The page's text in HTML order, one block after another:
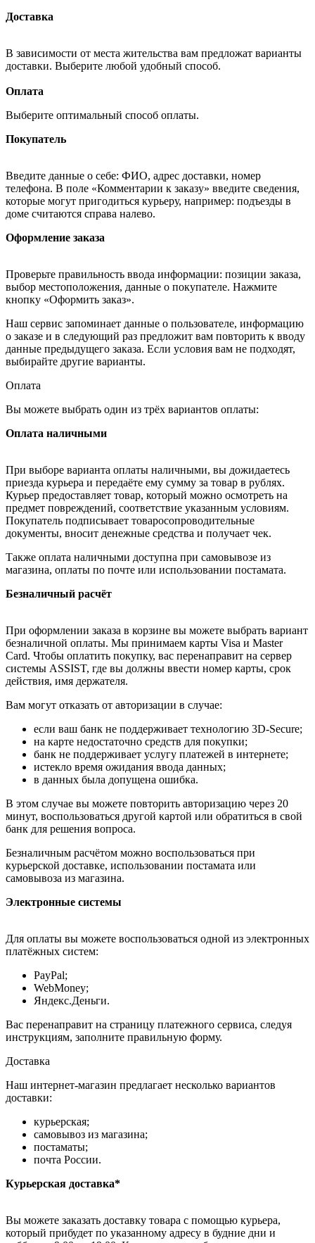
Доставка
В зависимости от места жительства вам предложат варианты
доставки. Выберите любой удобный способ.
Оплата
Выберите оптимальный способ оплаты.
Покупатель
Введите данные о себе: ФИО, адрес доставки, номер
телефона. В поле «Комментарии к заказу» введите сведения,
которые могут пригодиться курьеру, например: подъезды в
доме считаются справа налево.
Оформление заказа
Проверьте правильность ввода информации: позиции заказа,
выбор местоположения, данные о покупателе. Нажмите
кнопку «Оформить заказ».
Наш сервис запоминает данные о пользователе, информацию
о заказе и в следующий раз предложит вам повторить к вводу
данные предыдущего заказа. Если условия вам не подходят,
выбирайте другие варианты.
Оплата
Вы можете выбрать один из трёх вариантов оплаты:
Оплата наличными
При выборе варианта оплаты наличными, вы дожидаетесь
приезда курьера и передаёте ему сумму за товар в рублях.
Курьер предоставляет товар, который можно осмотреть на
предмет повреждений, соответствие указанным условиям.
Покупатель подписывает товаросопроводительные
документы, вносит денежные средства и получает чек.
Также оплата наличными доступна при самовывозе из
магазина, оплаты по почте или использовании постамата.
Безналичный расчёт
При оформлении заказа в корзине вы можете выбрать вариант
безналичной оплаты. Мы принимаем карты Visa и Master
Card. Чтобы оплатить покупку, вас перенаправит на сервер
системы ASSIST, где вы должны ввести номер карты, срок
действия, имя держателя.
Вам могут отказать от авторизации в случае:
если ваш банк не поддерживает технологию 3D-Secure;
на карте недостаточно средств для покупки;
банк не поддерживает услугу платежей в интернете;
истекло время ожидания ввода данных;
в данных была допущена ошибка.
В этом случае вы можете повторить авторизацию через 20
минут, воспользоваться другой картой или обратиться в свой
банк для решения вопроса.
Безналичным расчётом можно воспользоваться при
курьерской доставке, использовании постамата или
самовывоза из магазина.
Электронные системы
Для оплаты вы можете воспользоваться одной из электронных
платёжных систем:
PayPal;
WebMoney;
Яндекс.Деньги.
Вас перенаправит на страницу платежного сервиса, следуя
инструкциям, заполните правильную форму.
Доставка
Наш интернет-магазин предлагает несколько вариантов
доставки:
курьерская;
самовывоз из магазина;
постаматы;
почта России.
Курьерская доставка*
Вы можете заказать доставку товара с помощью курьера,
который прибудет по указанному адресу в будние дни и